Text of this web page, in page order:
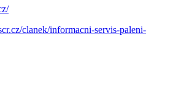
clanek/informacni-servis-paleni-